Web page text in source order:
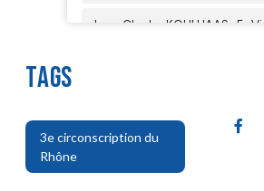
TAGS
3e circonscription du
Rhône
,